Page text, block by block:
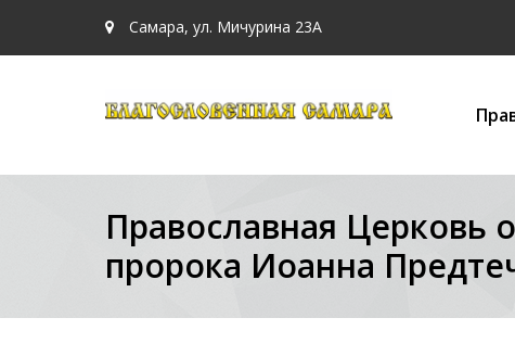
Самара, ул. Мичурина 23А
Православная Церковь
пророка Иоанна